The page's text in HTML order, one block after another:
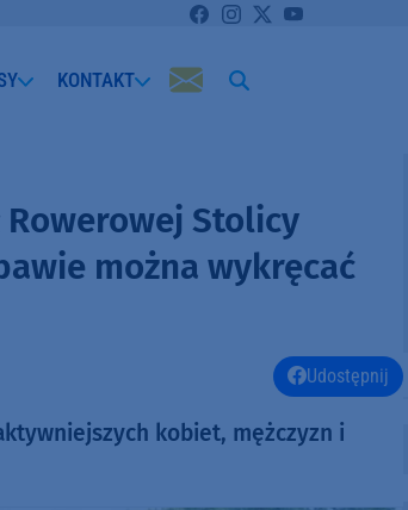
KONTAKT
Stolicy
można wykręcać
Udostępnij
kobiet, mężczyzn i